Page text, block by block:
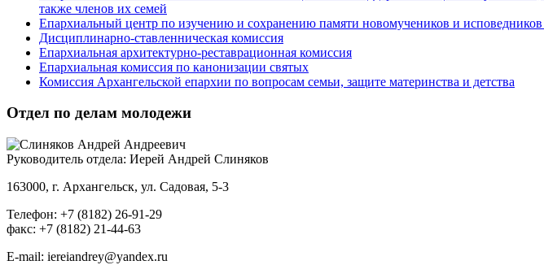
также членов их семей
Епархиальный центр по изучению и сохранению памяти новомучеников и
Дисциплинарно-ставленническая комиссия
Епархиальная архитектурно-реставрационная комиссия
Епархиальная комиссия по канонизации святых
Комиссия Архангельской епархии по вопросам семьи, защите материнства и детства
Отдел по делам молодежи
Руководитель отдела: Иерей Андрей Слиняков
163000, г. Архангельск, ул. Садовая, 5-3
Телефон: +7 (8182) 26-91-29
факс: +7 (8182) 21-44-63
E-mail: iereiandrey@yandex.ru